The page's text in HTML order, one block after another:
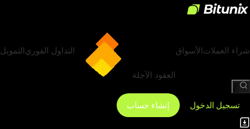
شراء العملاتالأسواق
العقود الآجلة
التداول الفوريالتمويل
تسجيل الدخول
إنشاء حساب